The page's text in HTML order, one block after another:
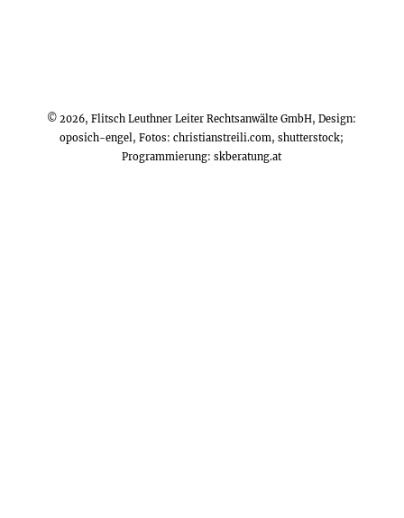
© 2026, Flitsch Leuthner Leiter Rechtsanwälte GmbH, Design:
oposich-engel, Fotos:christianstreili.com, shutterstock;
Programmierung:skberatung.at